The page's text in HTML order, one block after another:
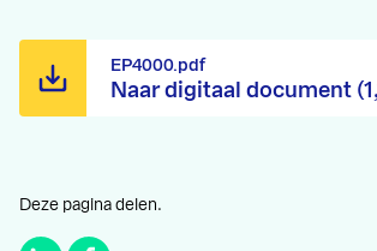
Naar digitaal document
EP4000.pdf
Deze pagina delen.